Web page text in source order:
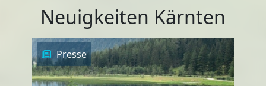
Neuigkeiten Kärnten
Presse